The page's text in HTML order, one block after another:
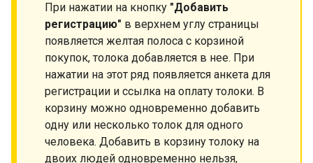
При нажатии на кнопку "Добавить
регистрацию" в верхнем углу страницы
появляется желтая полоса с корзиной
покупок, толока добавляется в нее. При
нажатии на этот ряд появляется анкета для
регистрации и ссылка на оплату толоки. В
корзину можно одновременно добавить
одну или несколько толок для одного
человека. Добавить в корзину толоку на
двоих людей одновременно нельзя,